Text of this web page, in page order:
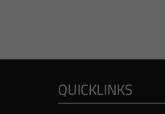
QUICKLINKS